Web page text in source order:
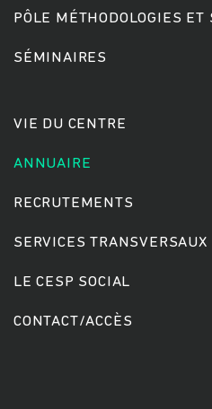
PÔLE MÉTHODOLOGIES ET
SÉMINAIRES
VIE DU CENTRE
ANNUAIRE
RECRUTEMENTS
SERVICES TRANSVERSAUX
LE CESP SOCIAL
CONTACT/ACCÈS